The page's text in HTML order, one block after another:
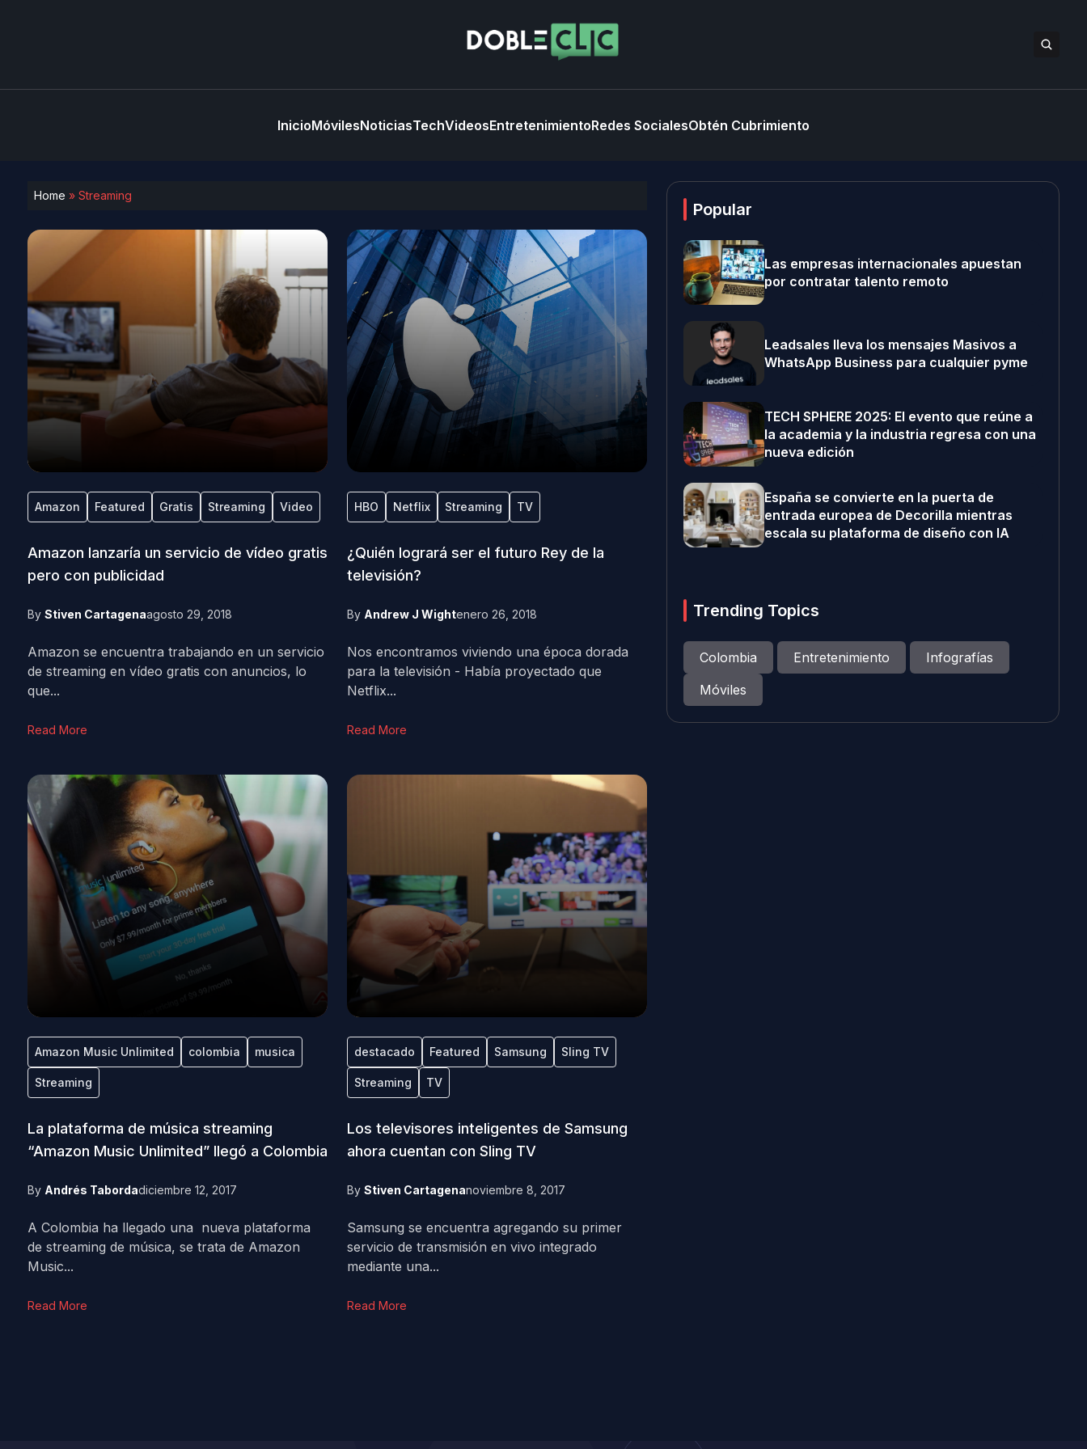
InicioMóvilesNoticiasTechVideosEntretenimientoRedes SocialesObtén Cubrimiento
Home » Streaming
Amazon Featured Gratis Streaming Video
Amazon lanzaría un servicio de vídeo gratis
pero con publicidad
By Stiven Cartagenaagosto 29, 2018
Amazon se encuentra trabajando en un servicio
de streaming en vídeo gratis con anuncios, lo
que...
Read More
HBO Netflix Streaming TV
¿Quién logrará ser el futuro Rey de la
televisión?
By Andrew J Wightenero 26, 2018
Nos encontramos viviendo una época dorada
para la televisión - Había proyectado que
Netflix...
Read More
Amazon Music Unlimited colombia musica
Streaming
La plataforma de música streaming
“Amazon Music Unlimited” llegó a Colombia
By Andrés Tabordadiciembre 12, 2017
A Colombia ha llegado una nueva plataforma
de streaming de música, se trata de Amazon
Music...
Read More
destacado Featured Samsung Sling TV
Streaming TV
Los televisores inteligentes de Samsung
ahora cuentan con Sling TV
By Stiven Cartagenanoviembre 8, 2017
Samsung se encuentra agregando su primer
servicio de transmisión en vivo integrado
mediante una...
Read More
Popular
Las empresas internacionales apuestan
por contratar talento remoto
Leadsales lleva los mensajes Masivos a
WhatsApp Business para cualquier pyme
TECH SPHERE 2025: El evento que reúne a
la academia y la industria regresa con una
nueva edición
España se convierte en la puerta de
entrada europea de Decorilla mientras
escala su plataforma de diseño con IA
Trending Topics
Colombia Entretenimiento
Infografías
Móviles